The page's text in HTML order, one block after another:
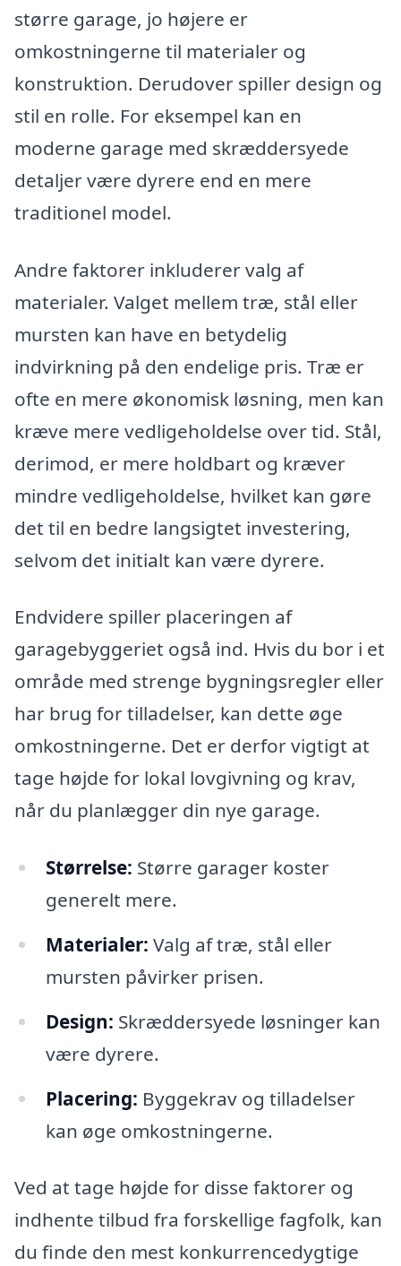
større garage, jo højere er
omkostningerne til materialer og
konstruktion. Derudover spiller design og
stil en rolle. For eksempel kan en
moderne garage med skræddersyede
detaljer være dyrere end en mere
traditionel model.
Andre faktorer inkluderer valg af
materialer. Valget mellem træ, stål eller
mursten kan have en betydelig
indvirkning på den endelige pris. Træ er
ofte en mere økonomisk løsning, men kan
kræve mere vedligeholdelse over tid. Stål,
derimod, er mere holdbart og kræver
mindre vedligeholdelse, hvilket kan gøre
det til en bedre langsigtet investering,
selvom det initialt kan være dyrere.
Endvidere spiller placeringen af
garagebyggeriet også ind. Hvis du bor i et
område med strenge bygningsregler eller
har brug for tilladelser, kan dette øge
omkostningerne. Det er derfor vigtigt at
tage højde for lokal lovgivning og krav,
når du planlægger din nye garage.
Størrelse: Større garager koster
generelt mere.
Materialer: Valg af træ, stål eller
mursten påvirker prisen.
Design: Skræddersyede løsninger kan
være dyrere.
Placering: Byggekrav og tilladelser
kan øge omkostningerne.
Ved at tage højde for disse faktorer og
indhente tilbud fra forskellige fagfolk, kan
du finde den mest konkurrencedygtige